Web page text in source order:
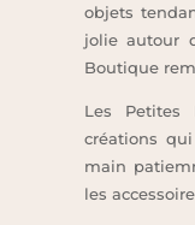
objets
jolie autour
Boutique
Les Petites
créations
main
les